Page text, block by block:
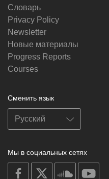
Словарь
Privacy Policy
Newsletter
Новые материалы
Progress Reports
Courses
Сменить язык
Мы в социальных сетях
on
facebook
soundcloud